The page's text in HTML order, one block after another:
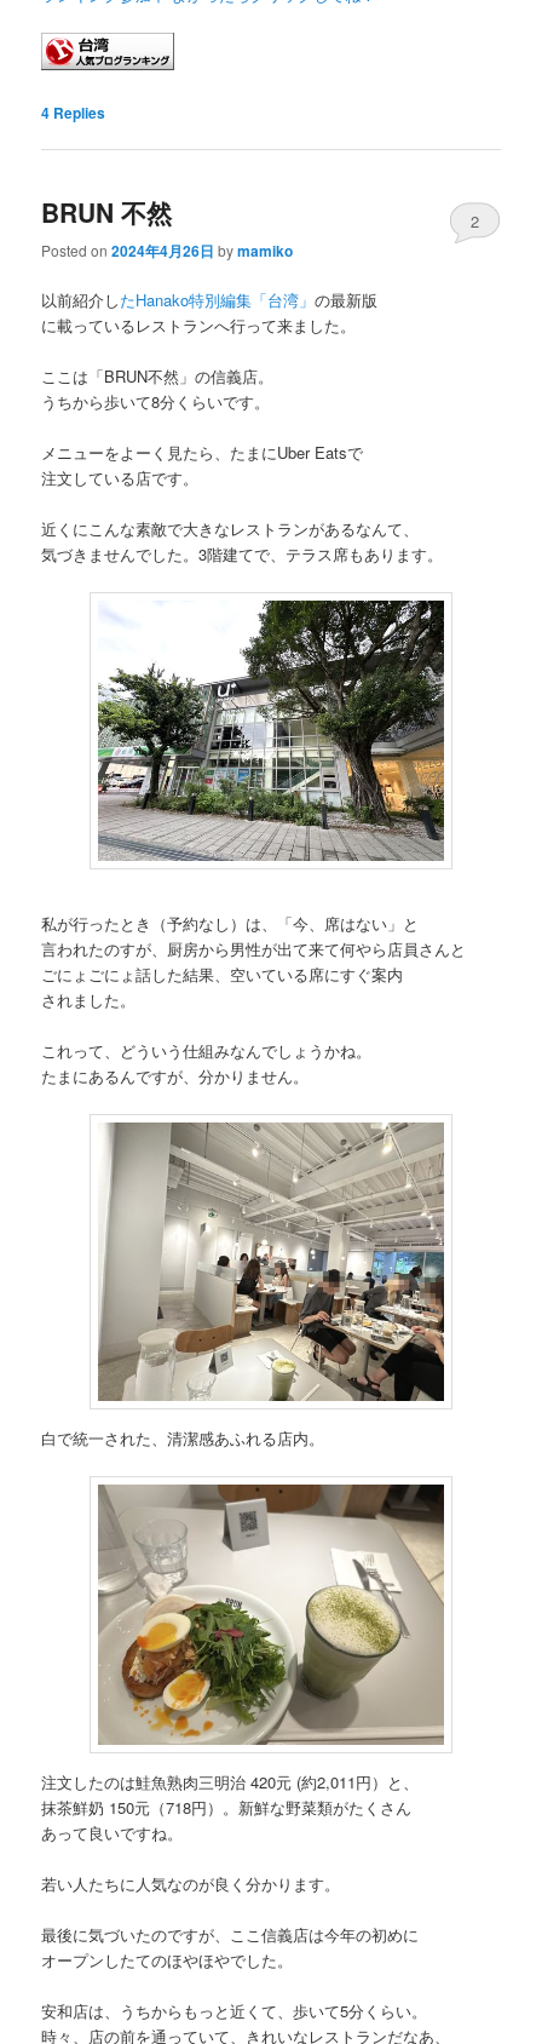
4 Replies
BRUN 不然
Posted on2024年4月26日 bymamiko
2
以前紹介したHanako特別編集「台湾」の最新版
に載っているレストランへ行って来ました。
ここは「BRUN不然」の信義店。
うちから歩いて8分くらいです。
メニューをよーく見たら、たまにUber Eatsで
注文している店です。
近くにこんな素敵で大きなレストランがあるなんて、
気づきませんでした。3階建てで、テラス席もあります。
私が行ったとき（予約なし）は、「今、席はない」と
言われたのすが、厨房から男性が出て来て何やら店員さんと
ごにょごにょ話した結果、空いている席にすぐ案内
されました。
これって、どういう仕組みなんでしょうかね。
たまにあるんですが、分かりません。
白で統一された、清潔感あふれる店内。
注文したのは鮭魚熟肉三明治 420元 (約2,011円）と、
抹茶鮮奶 150元（718円）。新鮮な野菜類がたくさん
あって良いですね。
若い人たちに人気なのが良く分かります。
最後に気づいたのですが、ここ信義店は今年の初めに
オープンしたてのほやほやでした。
安和店は、うちからもっと近くて、歩いて5分くらい。
時々、店の前を通っていて、きれいなレストランだなあ、